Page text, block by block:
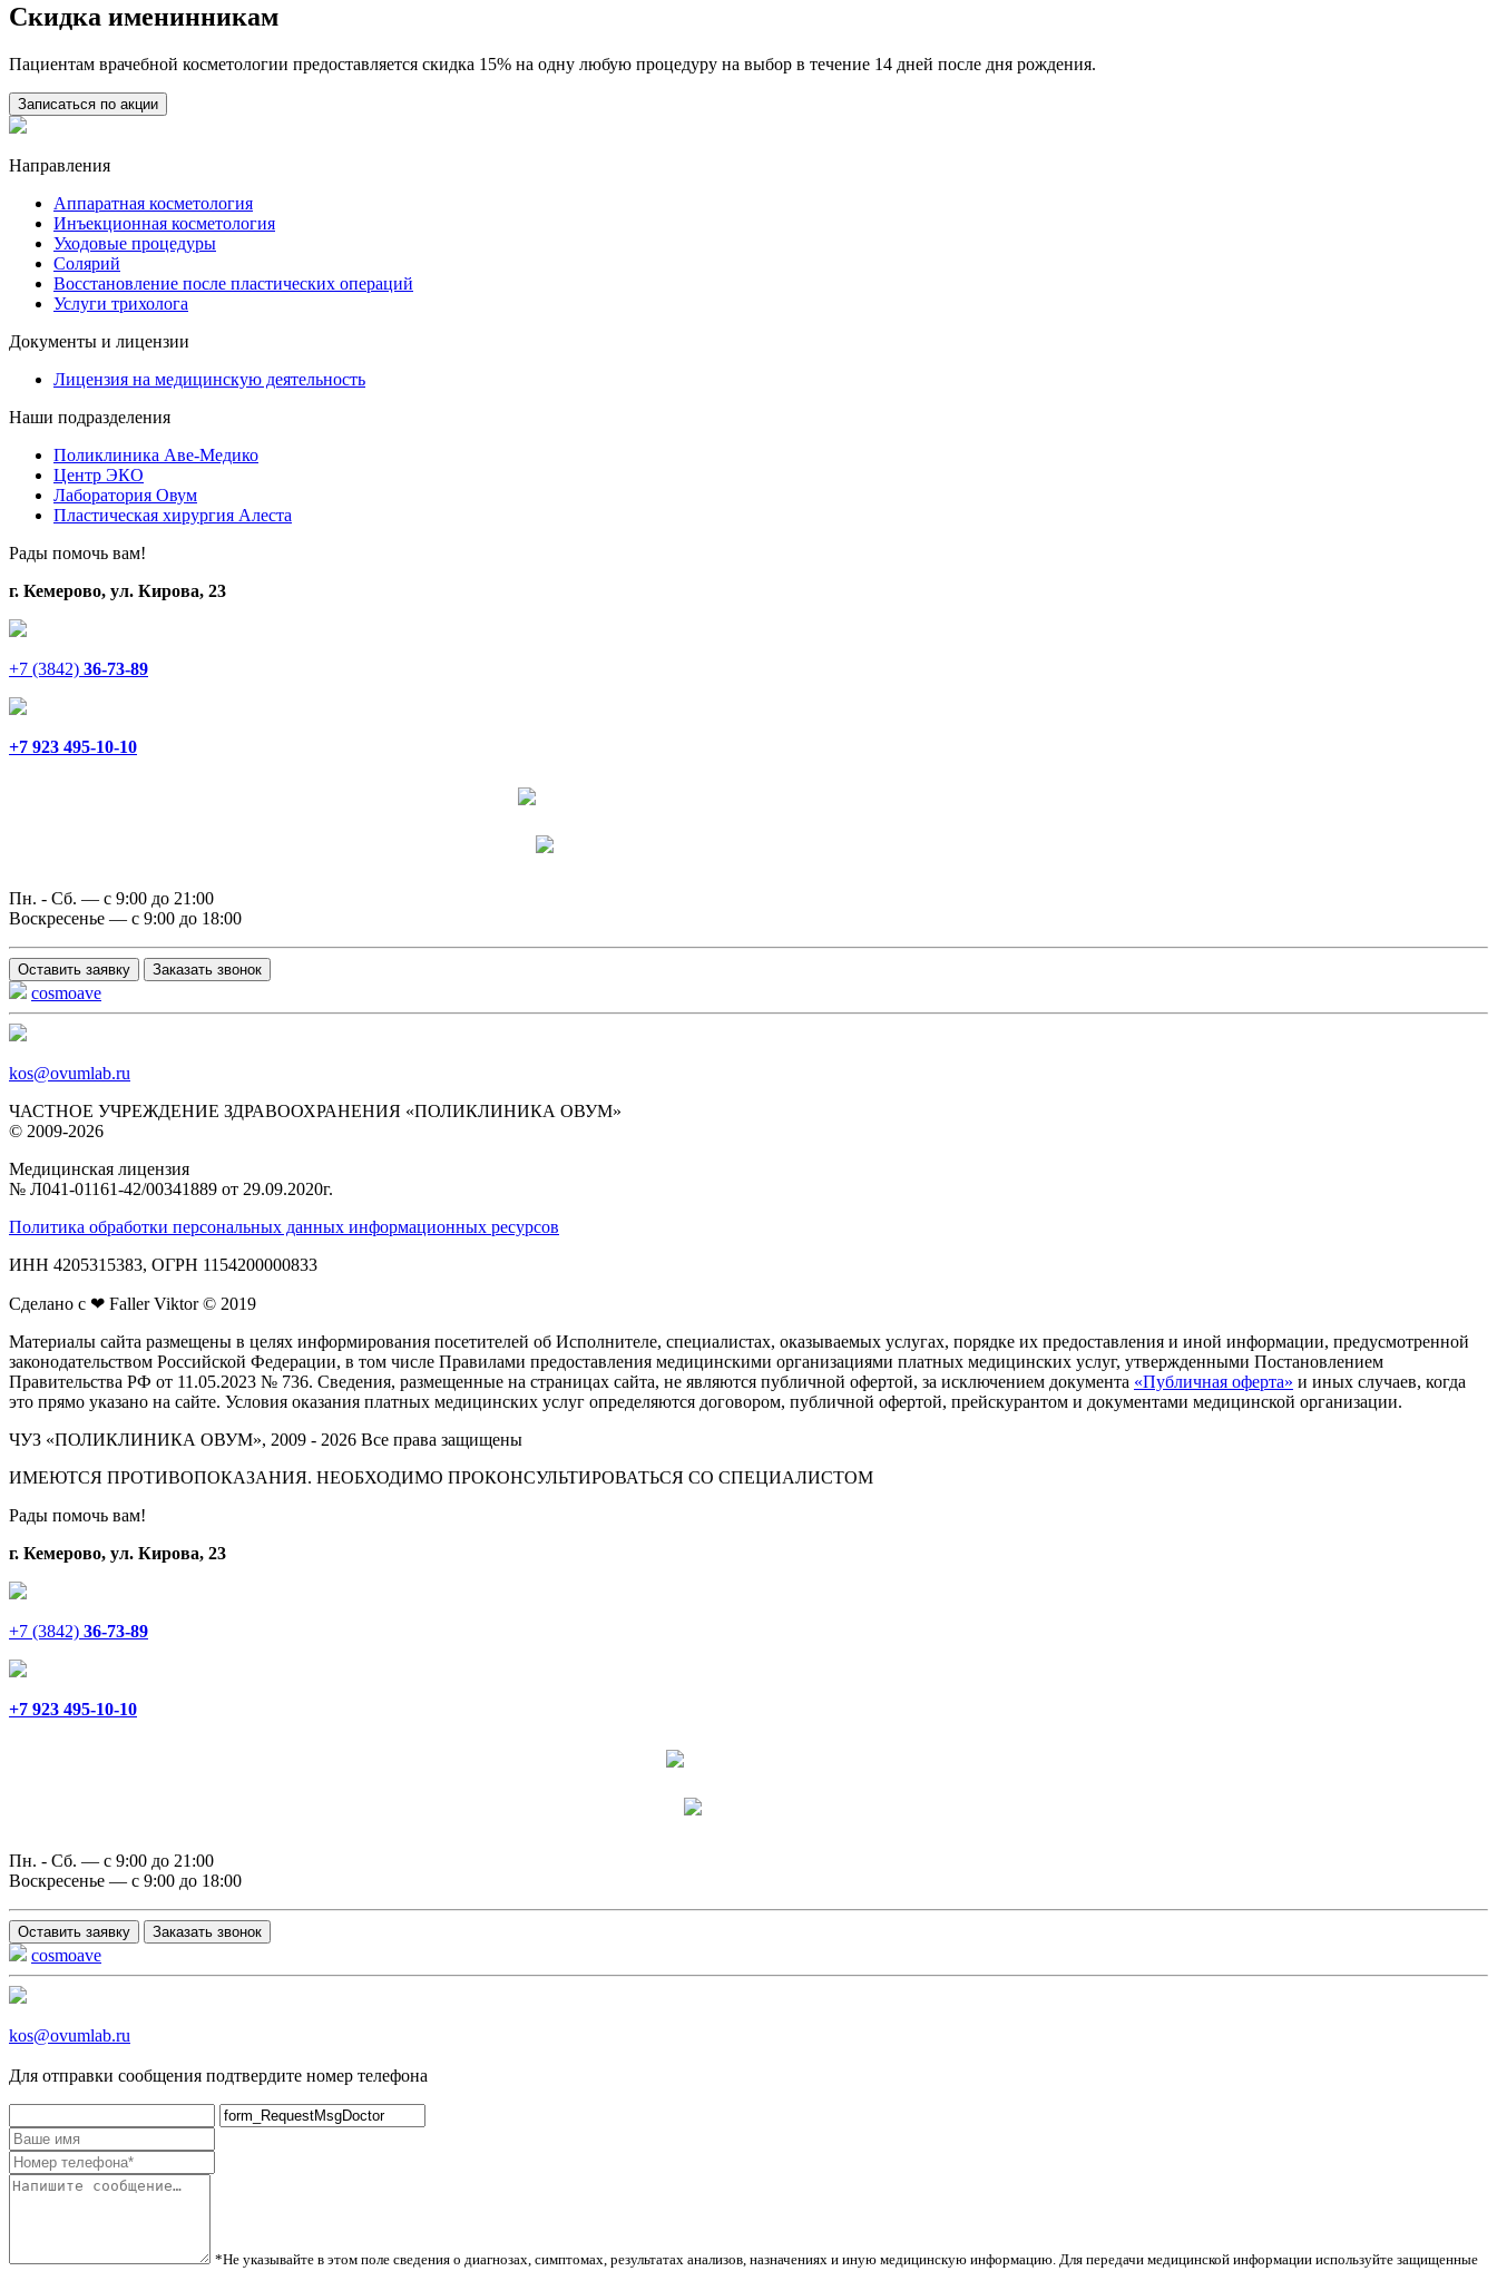
Скидка именинникам
Пациентам врачебной косметологии предоставляется скидка 15% на одну любую процедуру на выбор в течение 14 дней после дня рождения.
Записаться по акции
Направления
Аппаратная косметология
Инъекционная косметология
Уходовые процедуры
Солярий
Восстановление после пластических операций
Услуги трихолога
Документы и лицензии
Лицензия на медицинскую деятельность
Наши подразделения
Поликлиника Аве-Медико
Центр ЭКО
Лаборатория Овум
Пластическая хирургия Алеста
Рады помочь вам!
г. Кемерово, ул. Кирова, 23
+7 (3842) 36-73-89
+7 923 495-10-10
Пн. - Сб. — с 9:00 до 21:00
Воскресенье — с 9:00 до 18:00
Оставить заявку Заказать звонок
cosmoave
kos@ovumlab.ru
ЧАСТНОЕ УЧРЕЖДЕНИЕ ЗДРАВООХРАНЕНИЯ «ПОЛИКЛИНИКА ОВУМ»
© 2009-2026
Медицинская лицензия
№ Л041‑01161‑42/00341889 от 29.09.2020г.
Политика обработки персональных данных информационных ресурсов
ИНН 4205315383, ОГРН 1154200000833
Сделано с ❤ Faller Viktor © 2019
Материалы сайта размещены в целях информирования посетителей об Исполнителе, специалистах, оказываемых услугах, порядке их предоставления и иной информации, предусмотренной
законодательством Российской Федерации, в том числе Правилами предоставления медицинскими организациями платных медицинских услуг, утвержденными Постановлением
Правительства РФ от 11.05.2023 № 736. Сведения, размещенные на страницах сайта, не являются публичной офертой, за исключением документа «Публичная оферта» и иных случаев, когда
это прямо указано на сайте. Условия оказания платных медицинских услуг определяются договором, публичной офертой, прейскурантом и документами медицинской организации.
ЧУЗ «ПОЛИКЛИНИКА ОВУМ», 2009 - 2026 Все права защищены
ИМЕЮТСЯ ПРОТИВОПОКАЗАНИЯ. НЕОБХОДИМО ПРОКОНСУЛЬТИРОВАТЬСЯ СО СПЕЦИАЛИСТОМ
Рады помочь вам!
г. Кемерово, ул. Кирова, 23
+7 (3842) 36-73-89
+7 923 495-10-10
Пн. - Сб. — с 9:00 до 21:00
Воскресенье — с 9:00 до 18:00
Оставить заявку Заказать звонок
cosmoave
kos@ovumlab.ru
Для отправки сообщения подтвердите номер телефона
*Не указывайте в этом поле сведения о диагнозах, симптомах, результатах анализов, назначениях и иную медицинскую информацию. Для передачи медицинской информации используйте защищенные